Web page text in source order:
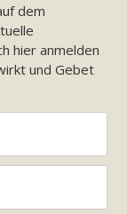
dem
hier anmelden
und Gebet